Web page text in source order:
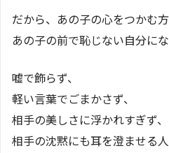
だから、あの子の心をつかむ方
あの子の前で恥じない自分にな
嘘で飾らず、
軽い言葉でごまかさず、
相手の美しさに浮かれすぎず、
相手の沈黙にも耳を澄ませる人